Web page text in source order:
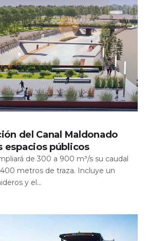
del Canal Maldonado
espacios públicos
de 300 a 900 m³/s su caudal
metros de traza. Incluye un
y el...